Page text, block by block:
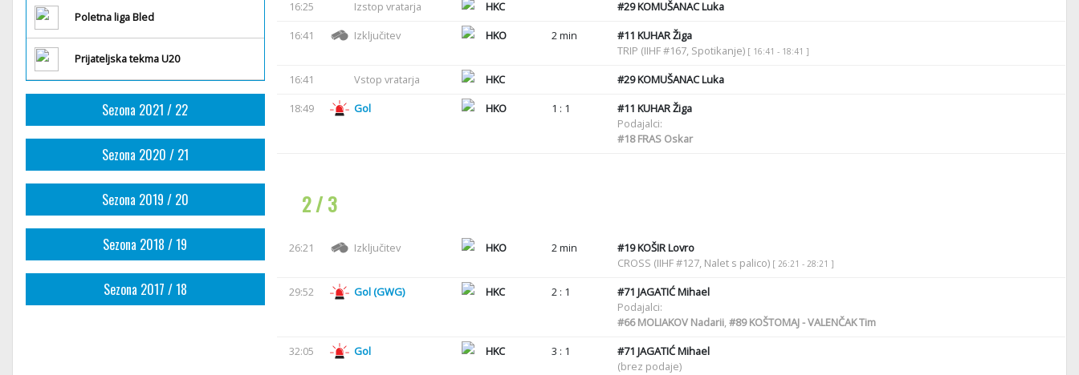
Poletna liga Bled
Prijateljska tekma U20
Sezona 2021 / 22
Sezona 2020 / 21
Sezona 2019 / 20
Sezona 2018 / 19
Sezona 2017 / 18
16:25 Izstop vratarja HKC #29KOMUŠANAC Luka
16:41
Izključitev HKO 2 min #11 KUHAR Žiga
TRIP (IIHF #167, Spotikanje) [ 16:41 - 18:41 ]
16:41 Vstop vratarja HKC #29KOMUŠANAC Luka
18:49
Gol HKO 1 : 1 #11 KUHAR Žiga
Podajalci:
#18FRAS Oskar
2 / 3
26:21 Izključitev HKO 2 min #19KOŠIR Lovro
CROSS (IIHF #127, Nalet s palico) [ 26:21 - 28:21 ]
29:52 Gol (GWG) HKC 2 : 1 #71 JAGATIĆ Mihael
Podajalci:
#66MOLIAKOV Nadarii,#89KOŠTOMAJ - VALENČAK Tim
32:05
Gol HKC 3 : 1 #71 JAGATIĆ Mihael
(brez podaje)